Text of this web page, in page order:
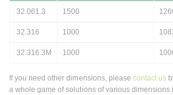
32.061.3 1500
32.316 1000
32.316.3M 1000
If you need other dimensions, please contact us
a whole game of solutions of various dimensions